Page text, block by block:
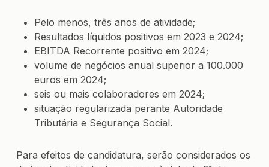
Pelo menos, três anos de atividade;
Resultados líquidos positivos em 2023 e 2024;
EBITDA Recorrente positivo em 2024;
volume de negócios anual superior a 100.000
euros em 2024;
seis ou mais colaboradores em 2024;
situação regularizada perante Autoridade
Tributária e Segurança Social.
Para efeitos de candidatura, serão considerados os